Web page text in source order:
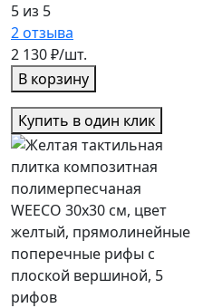
5 из 5
2отзыва
2 130 ₽/шт.
В корзину
Купить в один клик